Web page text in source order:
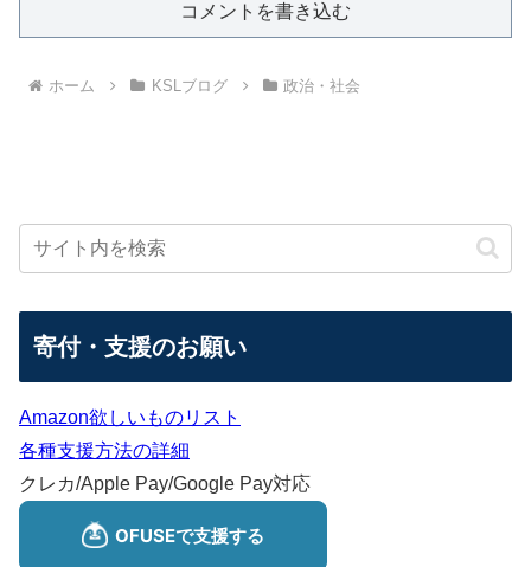
コメントを書き込む
ホーム KSLブログ 政治・社会
寄付・支援のお願い
Amazon欲しいものリスト
各種支援方法の詳細
クレカ/Apple Pay/Google Pay対応